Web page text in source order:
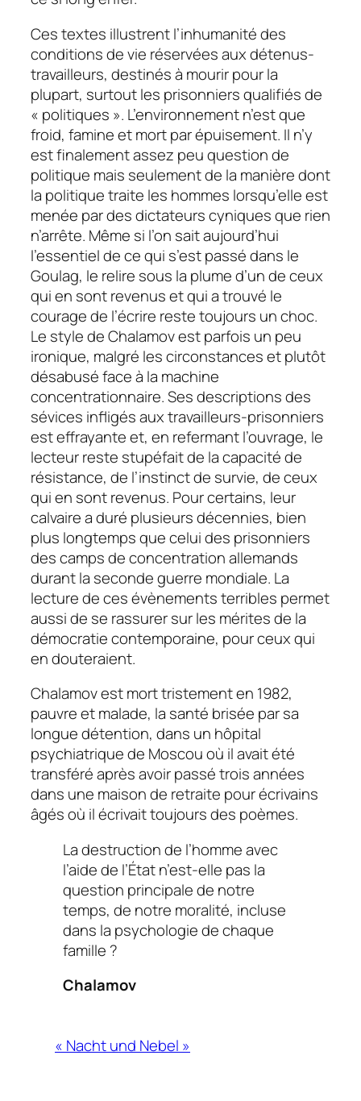
Ces textes illustrent l’inhumanité des
conditions de vie réservées aux détenus-
travailleurs, destinés à mourir pour la
plupart, surtout les prisonniers qualifiés de
« politiques ». L’environnement n’est que
froid, famine et mort par épuisement. Il n’y
est finalement assez peu question de
politique mais seulement de la manière dont
la politique traite les hommes lorsqu’elle est
menée par des dictateurs cyniques que rien
n’arrête. Même si l’on sait aujourd’hui
l’essentiel de ce qui s’est passé dans le
Goulag, le relire sous la plume d’un de ceux
qui en sont revenus et qui a trouvé le
courage de l’écrire reste toujours un choc.
Le style de Chalamov est parfois un peu
ironique, malgré les circonstances et plutôt
désabusé face à la machine
concentrationnaire. Ses descriptions des
sévices infligés aux travailleurs-prisonniers
est effrayante et, en refermant l’ouvrage, le
lecteur reste stupéfait de la capacité de
résistance, de l’instinct de survie, de ceux
qui en sont revenus. Pour certains, leur
calvaire a duré plusieurs décennies, bien
plus longtemps que celui des prisonniers
des camps de concentration allemands
durant la seconde guerre mondiale. La
lecture de ces évènements terribles permet
aussi de se rassurer sur les mérites de la
démocratie contemporaine, pour ceux qui
en douteraient.
Chalamov est mort tristement en 1982,
pauvre et malade, la santé brisée par sa
longue détention, dans un hôpital
psychiatrique de Moscou où il avait été
transféré après avoir passé trois années
dans une maison de retraite pour écrivains
âgés où il écrivait toujours des poèmes.
La destruction de l’homme avec
l’aide de l’État n’est-elle pas la
question principale de notre
temps, de notre moralité, incluse
dans la psychologie de chaque
famille ?
Chalamov
« Nacht und Nebel »